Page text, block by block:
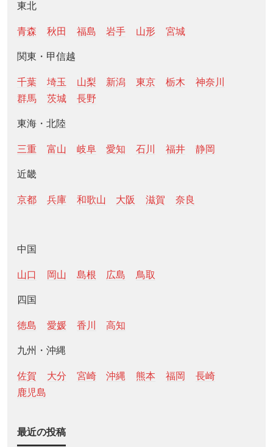
東北
青森 秋田 福島 岩手 山形 宮城
関東・甲信越
千葉 埼玉 山梨 新潟 東京 栃木
神奈川
群馬
茨城 長野
東海・北陸
三重 富山 岐阜 愛知 石川 福井 静岡
近畿
京都 兵庫 和歌山 大阪 滋賀 奈良
中国
山口 岡山 島根 広島 鳥取
四国
徳島 愛媛 香川 高知
九州・沖縄
佐賀 大分 宮崎 沖縄 熊本 福岡
長崎
鹿児島
最近の投稿